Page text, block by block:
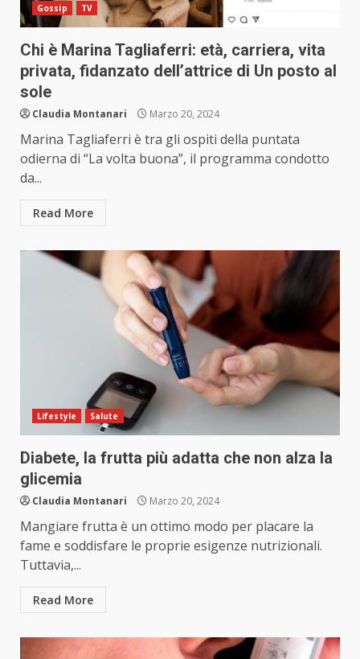
Gossip TV
Chi è Marina Tagliaferri: età, carriera, vita
privata, fidanzato dell’attrice di Un posto al
sole
Claudia Montanari Marzo 20, 2024
Marina Tagliaferri è tra gli ospiti della puntata
odierna di “La volta buona”, il programma condotto
da...
Read More
Lifestyle Salute
Diabete, la frutta più adatta che non alza la
glicemia
Claudia Montanari Marzo 20, 2024
Mangiare frutta è un ottimo modo per placare la
fame e soddisfare le proprie esigenze nutrizionali.
Tuttavia,...
Read More